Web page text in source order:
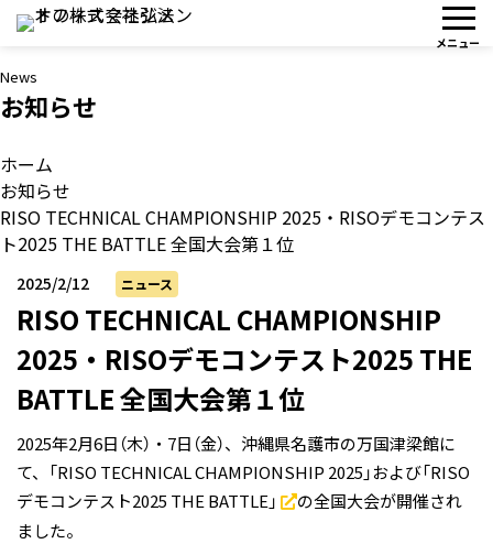
News
お知らせ
ホーム
お知らせ
RISO TECHNICAL CHAMPIONSHIP 2025・RISOデモコンテス
ト2025 THE BATTLE 全国大会第１位
2025/2/12 ニュース
RISO TECHNICAL CHAMPIONSHIP
2025・RISOデモコンテスト2025 THE
BATTLE 全国大会第１位
2025年2月6日（木）・7日（金）、沖縄県名護市の万国津梁館に
て、 「RISO TECHNICAL CHAMPIONSHIP 2025」および「RISO
デモコンテスト2025 THE BATTLE」
の全国大会が開催され
ました。